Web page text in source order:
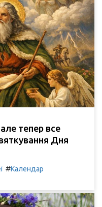
тепер все
Дня
#Календар